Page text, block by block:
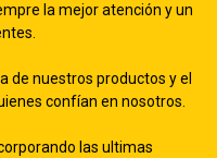
la mejor atención y un
de nuestros productos y el
confían en nosotros.
las ultimas